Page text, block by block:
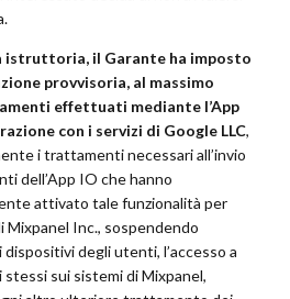
il Garante ha imposto
provvisoria, al massimo
effettuati mediante l’App
con i servizi di Google LLC,
i trattamenti necessari all’invio
dell’App IO che hanno
attivato tale funzionalità per
Mixpanel Inc., sospendendo
dispositivi degli utenti, l’accesso a
sui sistemi di Mixpanel,